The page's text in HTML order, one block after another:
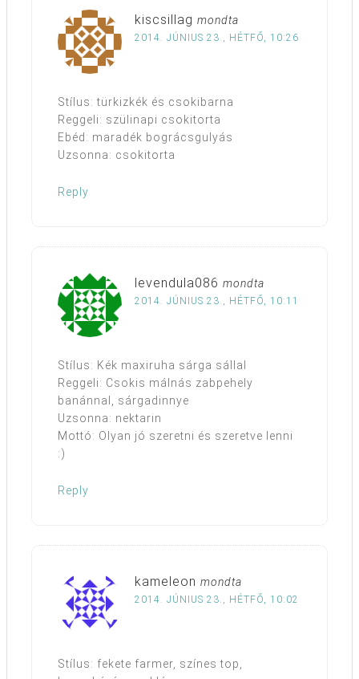
kiscsillag mondta
2014. JÚNIUS 23., HÉTFŐ, 10:26
Stílus: türkizkék és csokibarna
Reggeli: szülinapi csokitorta
Ebéd: maradék bográcsgulyás
Uzsonna: csokitorta
Reply
levendula086 mondta
2014. JÚNIUS 23., HÉTFŐ, 10:11
Stílus: Kék maxiruha sárga sállal
Reggeli: Csokis málnás zabpehely
banánnal, sárgadinnye
Uzsonna: nektarin
Mottó: Olyan jó szeretni és szeretve lenni
:)
Reply
kameleon mondta
2014. JÚNIUS 23., HÉTFŐ, 10:02
Stílus: fekete farmer, színes top,